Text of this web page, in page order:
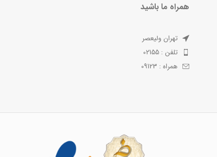
همراه ما باشید
تهران ولیعصر
تلفن : 02155
همراه : 09123